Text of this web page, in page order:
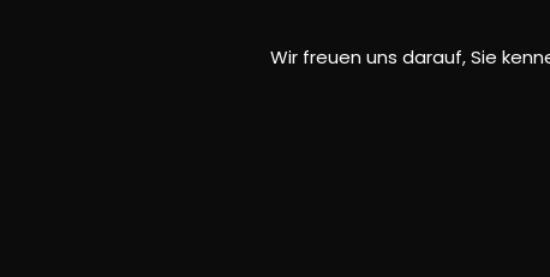
Wir freuen uns darauf, Sie